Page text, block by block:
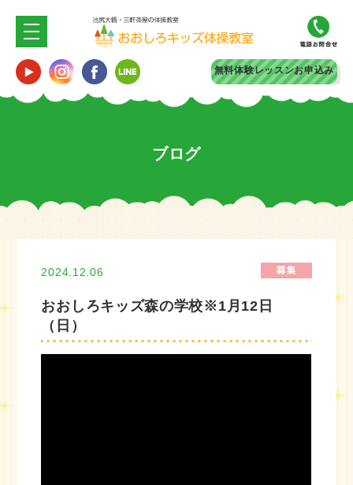
無料体験レッスンお申込み
ブログ
2024.12.06
おおしろキッズ森の学校※1月12日
（日）